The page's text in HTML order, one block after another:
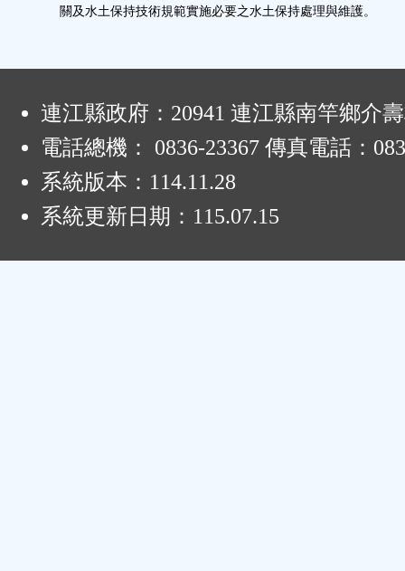
關及水土保持技術規範實施必要之水土保持處理與維護。
連江縣政府：20941 連江縣南竿鄉介
電話總機： 0836-23367 傳真電話：
系統版本： 114.11.28
系統更新日期： 115.07.15